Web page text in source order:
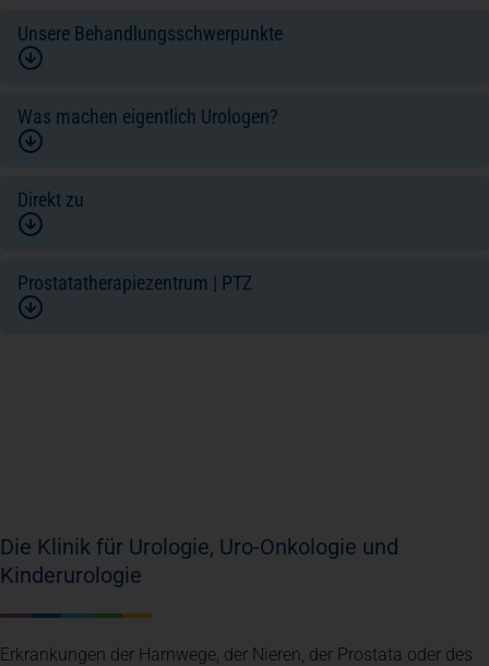
Unsere Behandlungsschwerpunkte
Was machen eigentlich Urologen?
Direkt zu
Prostatatherapiezentrum | PTZ
Die Klinik für Urologie, Uro-Onkologie und
Kinderurologie
Erkrankungen der Harnwege, der Nieren, der Prostata oder des